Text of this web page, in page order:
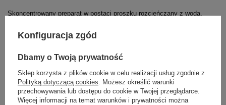
Skoncentrowany preparat w postaci proszku rozcieńczany z wodą.
W skład Chirosanu plus wchodzą substancje
enzymy, anionowe substancje powierzchniowo czynne,
inhibitory korozji, kwasy organiczne. Substancją czynną
jest kwas nadoctowy : 1% aktywowanego roztworu
Chirosanu Plus zawiera 2700 ppm substancji czynnej.
Konfiguracja zgód
Dbamy o Twoją prywatność
Sklep korzysta z plików cookie w celu realizacji usług zgodnie z
Polityką dotyczącą cookies. Możesz określić warunki
przechowywania lub dostępu do cookie w Twojej przeglądarce.
Więcej informacji na temat warunków i prywatności można